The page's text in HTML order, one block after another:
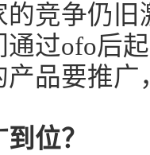
的竞争仍
通过ofo后
产品要推
位？